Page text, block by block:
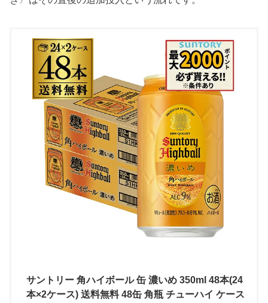
サントリー 角ハイボール 缶 濃いめ 350ml 48本(24
本×2ケース) 送料無料 48缶 角瓶 チューハイ ケース